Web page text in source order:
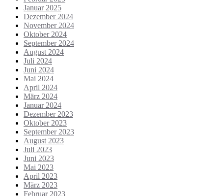
Januar 2025
Dezember 2024
November 2024
Oktober 2024
September 2024
August 2024
Juli 2024
Juni 2024
Mai 2024
April 2024
März 2024
Januar 2024
Dezember 2023
Oktober 2023
September 2023
August 2023
Juli 2023
Juni 2023
Mai 2023
April 2023
März 2023
Februar 2023